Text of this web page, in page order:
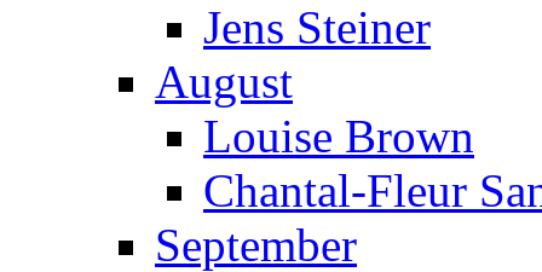
Jens Steiner
August
Louise Brown
Chantal-Fleur
September